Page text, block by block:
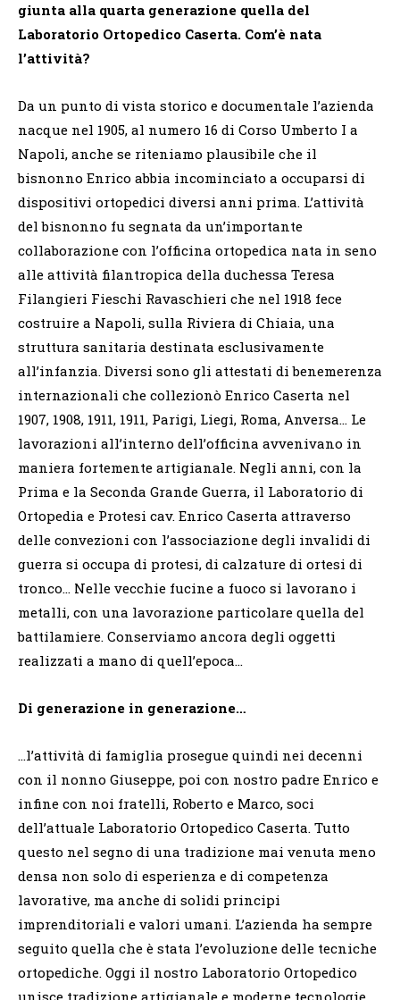
giunta alla quarta generazione quella del
Laboratorio Ortopedico Caserta. Com’è nata
l’attività?
Da un punto di vista storico e documentale l’azienda
nacque nel 1905, al numero 16 di Corso Umberto I a
Napoli, anche se riteniamo plausibile che il
bisnonno Enrico abbia incominciato a occuparsi di
dispositivi ortopedici diversi anni prima. L’attività
del bisnonno fu segnata da un’importante
collaborazione con l’officina ortopedica nata in seno
alle attività filantropica della duchessa Teresa
Filangieri Fieschi Ravaschieri che nel 1918 fece
costruire a Napoli, sulla Riviera di Chiaia, una
struttura sanitaria destinata esclusivamente
all’infanzia. Diversi sono gli attestati di benemerenza
internazionali che collezionò Enrico Caserta nel
1907, 1908, 1911, 1911, Parigi, Liegi, Roma, Anversa… Le
lavorazioni all’interno dell’officina avvenivano in
maniera fortemente artigianale. Negli anni, con la
Prima e la Seconda Grande Guerra, il Laboratorio di
Ortopedia e Protesi cav. Enrico Caserta attraverso
delle convezioni con l’associazione degli invalidi di
guerra si occupa di protesi, di calzature di ortesi di
tronco… Nelle vecchie fucine a fuoco si lavorano i
metalli, con una lavorazione particolare quella del
battilamiere. Conserviamo ancora degli oggetti
realizzati a mano di quell’epoca…
Di generazione in generazione…
…l’attività di famiglia prosegue quindi nei decenni
con il nonno Giuseppe, poi con nostro padre Enrico e
infine con noi fratelli, Roberto e Marco, soci
dell’attuale Laboratorio Ortopedico Caserta. Tutto
questo nel segno di una tradizione mai venuta meno
densa non solo di esperienza e di competenza
lavorative, ma anche di solidi principi
imprenditoriali e valori umani. L’azienda ha sempre
seguito quella che è stata l’evoluzione delle tecniche
ortopediche. Oggi il nostro Laboratorio Ortopedico